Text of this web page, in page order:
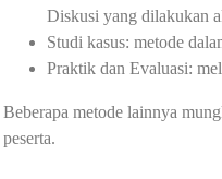
Diskusi yang dilakukan
Studi kasus: metode
Praktik dan Evaluasi:
Beberapa metode lainnya
peserta.